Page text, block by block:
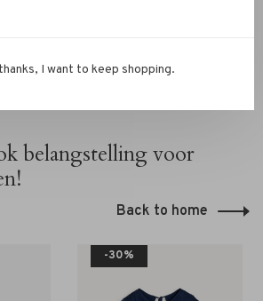
belangstelling voor
Back to home
-30%
I want to keep shopping.